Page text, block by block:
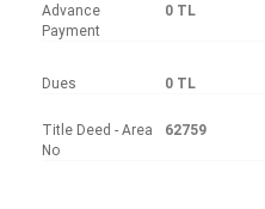
Advance
Payment
0 TL
Dues 0 TL
Title Deed - Area
No
62759